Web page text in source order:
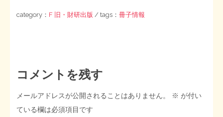
category： F 旧・財研出版 / tags：冊子情報
コメントを残す
メールアドレスが公開されることはありません。 ※ が付い
ている欄は必須項目です